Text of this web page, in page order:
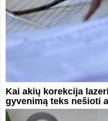
Kai akių korekcija
gyvenimą teks nešioti